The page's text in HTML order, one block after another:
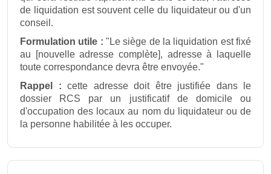
de liquidation est souvent celle du liquidateur ou d'un
conseil.
Formulation utile : "Le siège de la liquidation est fixé
au [nouvelle adresse complète], adresse à laquelle
toute correspondance devra être envoyée."
Rappel : cette adresse doit être justifiée dans le
dossier RCS par un justificatif de domicile ou
d'occupation des locaux au nom du liquidateur ou de
la personne habilitée à les occuper.